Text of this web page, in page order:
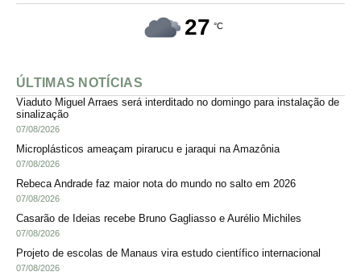
27 °C
ÚLTIMAS NOTÍCIAS
Viaduto Miguel Arraes será interditado no domingo para instalação de
sinalização
07/08/2026
Microplásticos ameaçam pirarucu e jaraqui na Amazônia
07/08/2026
Rebeca Andrade faz maior nota do mundo no salto em 2026
07/08/2026
Casarão de Ideias recebe Bruno Gagliasso e Aurélio Michiles
07/08/2026
Projeto de escolas de Manaus vira estudo científico internacional
07/08/2026